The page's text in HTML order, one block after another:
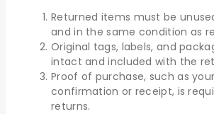
Returned items must be
and in the same condition as
Original tags, labels, and
intact and included with the
Proof of purchase, such as
confirmation or receipt, is
returns.